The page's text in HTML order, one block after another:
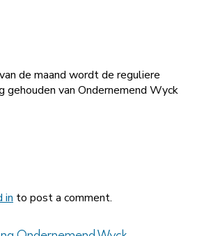
de maand wordt de reguliere
gehouden van Ondernemend Wyck
in to post a comment.